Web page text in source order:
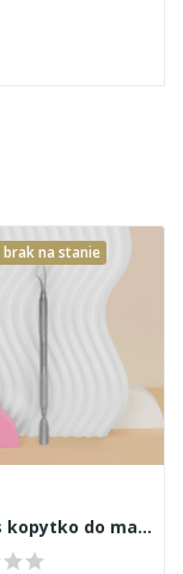
brak na stanie
Staleks kopytko do manicure Smart 50 Type 2